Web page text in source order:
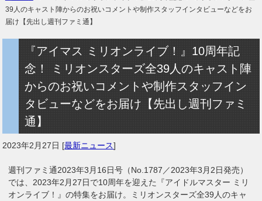
39人のキャスト陣からのお祝いコメントや制作スタッフインタビューなどをお
届け【先出し週刊ファミ通】
『アイマス ミリオンライブ！』10周年記
念！ ミリオンスターズ全39人のキャスト陣
からのお祝いコメントや制作スタッフイン
タビューなどをお届け【先出し週刊ファミ
通】
2023年2月27日 [最新ニュース]
週刊ファミ通2023年3月16日号（No.1787／2023年3月2日発売）
では、2023年2月27日で10周年を迎えた『アイドルマスター ミリ
オンライブ！』の特集をお届け。ミリオンスターズ全39人のキャ